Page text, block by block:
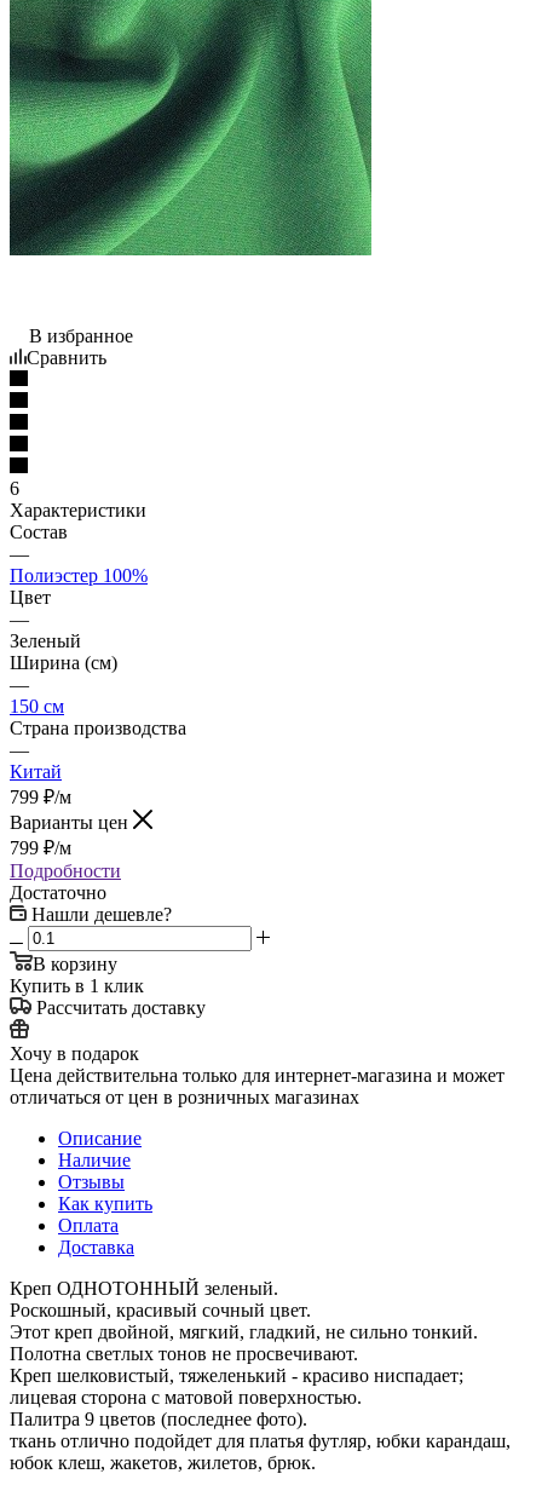
В избранное
Сравнить
6
Характеристики
Состав
—
Полиэстер 100%
Цвет
—
Зеленый
Ширина (см)
—
150 см
Страна производства
—
Китай
799 ₽/м
Варианты цен
799 ₽/м
Подробности
Достаточно
Нашли дешевле?
В корзину
Купить в 1 клик
Рассчитать доставку
Хочу в подарок
Цена действительна только для интернет-магазина и может
отличаться от цен в розничных магазинах
Описание
Наличие
Отзывы
Как купить
Оплата
Доставка
Креп ОДНОТОННЫЙ зеленый.
Роскошный, красивый сочный цвет.
Этот креп двойной, мягкий, гладкий, не сильно тонкий.
Полотна светлых тонов не просвечивают.
Креп шелковистый, тяжеленький - красиво ниспадает;
лицевая сторона с матовой поверхностью.
Палитра 9 цветов (последнее фото).
ткань отлично подойдет для платья футляр, юбки карандаш,
юбок клеш, жакетов, жилетов, брюк.